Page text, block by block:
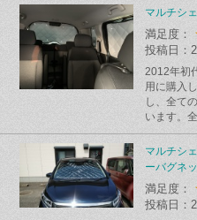
マルチシ
満足度：
投稿日：
2012年初
用に購入
し、全て
います。
マルチシ
ーバグネ
満足度：
投稿日：